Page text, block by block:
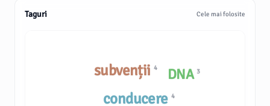
Taguri Cele mai folosite
DNA 3
conducere 4
subvenții 4